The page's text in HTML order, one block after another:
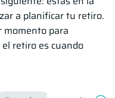
a planificar tu retiro.
momento para
retiro es cuando